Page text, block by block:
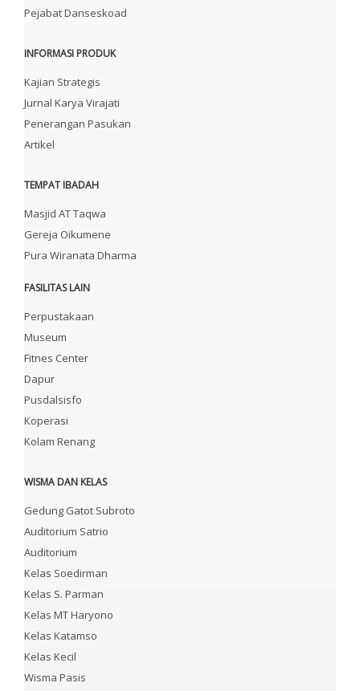
Pejabat Danseskoad
INFORMASI PRODUK
Kajian Strategis
Jurnal Karya Virajati
Penerangan Pasukan
Artikel
TEMPAT IBADAH
Masjid AT Taqwa
Gereja Oikumene
Pura Wiranata Dharma
FASILITAS LAIN
Perpustakaan
Museum
Fitnes Center
Dapur
Pusdalsisfo
Koperasi
Kolam Renang
WISMA DAN KELAS
Gedung Gatot Subroto
Auditorium Satrio
Auditorium
Kelas Soedirman
Kelas S. Parman
Kelas MT Haryono
Kelas Katamso
Kelas Kecil
Wisma Pasis